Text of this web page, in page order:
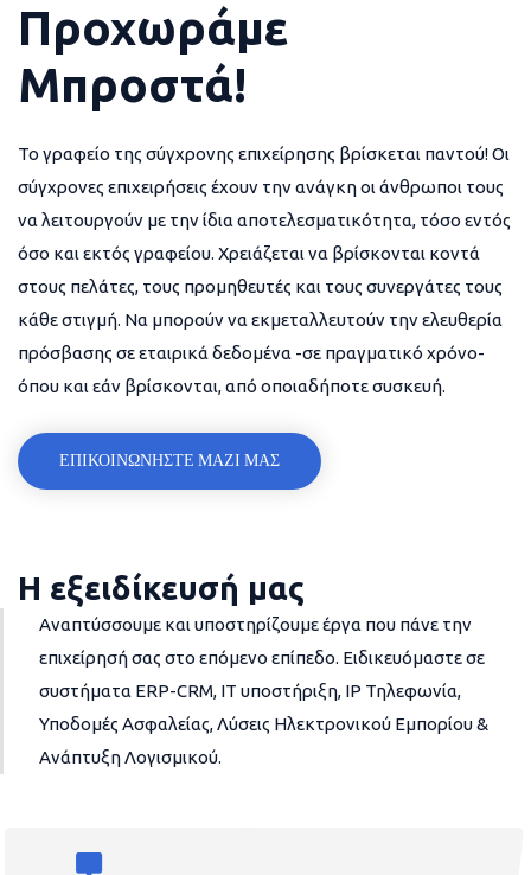
Προχωράμε
Μπροστά!
Το γραφείο της σύγχρονης επιχείρησης βρίσκεται παντού! Οι
σύγχρονες επιχειρήσεις έχουν την ανάγκη οι άνθρωποι τους
να λειτουργούν με την ίδια αποτελεσματικότητα, τόσο εντός
όσο και εκτός γραφείου. Χρειάζεται να βρίσκονται κοντά
στους πελάτες, τους προμηθευτές και τους συνεργάτες τους
κάθε στιγμή. Να μπορούν να εκμεταλλευτούν την ελευθερία
πρόσβασης σε εταιρικά δεδομένα -σε πραγματικό χρόνο-
όπου και εάν βρίσκονται, από οποιαδήποτε συσκευή.
ΕΠΙΚΟΙΝΩΝΗΣΤΕ ΜΑΖΙ ΜΑΣ
Η εξειδίκευσή μας
Αναπτύσσουμε και υποστηρίζουμε έργα που πάνε την
επιχείρησή σας στο επόμενο επίπεδο. Ειδικευόμαστε σε
συστήματα ERP-CRM, IT υποστήριξη, IP Τηλεφωνία,
Υποδομές Ασφαλείας, Λύσεις Ηλεκτρονικού Εμπορίου &
Ανάπτυξη Λογισμικού.